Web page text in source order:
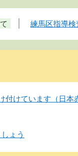
練馬区指導検
けています（日本
ょう